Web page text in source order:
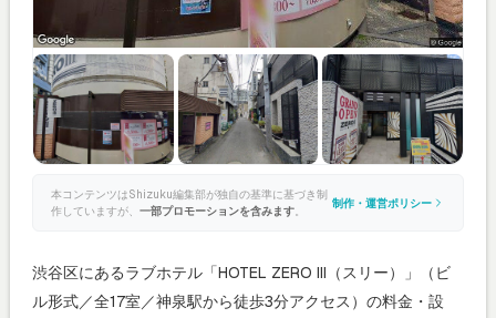
本コンテンツはShizuku編集部が独自の基準に基づき制
作していますが、 一部プロモーションを含みます。
制作・運営ポリシー
渋谷区にあるラブホテル「HOTEL ZERO III（スリー）」（ビ
ル形式／全17室／神泉駅から徒歩3分アクセス）の料金・設